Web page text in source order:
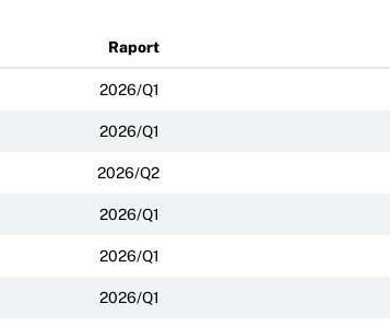
Raport
2026/Q1
2026/Q1
2026/Q2
2026/Q1
2026/Q1
2026/Q1